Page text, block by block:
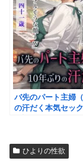
バ先のパート主婦
の汗だく本気セッ
ひよりの性欲